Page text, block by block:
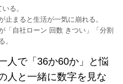
る。
止まると生活が一気に崩れる。
「自社ローン 回数 きつい」「分割
。
人で「36か60か」と悩
人と一緒に数字を見な